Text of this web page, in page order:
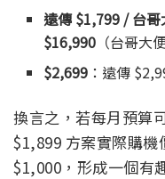
遠傳 $1,799 / 台
$16,990 （台哥大
$2,699 ：遠傳
換言之，若每月預算
$1,899 方案實際購機
$1,000，形成一個有